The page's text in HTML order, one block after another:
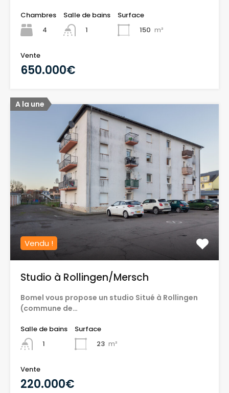
Chambres
4
Salle de bains
1
Surface
150 m²
Vente
650.000€
A la une
Vendu !
Studio à Rollingen/Mersch
Bomel vous propose un studio Situé à Rollingen
(commune de…
Salle de bains
1
Surface
23 m²
Vente
220.000€